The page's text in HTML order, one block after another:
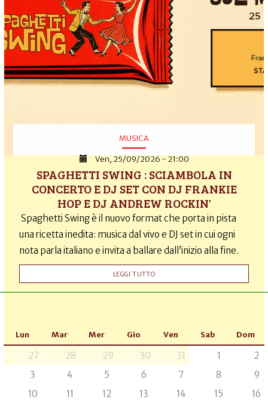
MUSICA
Ven, 25/09/2026 - 21:00
SPAGHETTI SWING : SCIAMBOLA IN
CONCERTO E DJ SET CON DJ FRANKIE
HOP E DJ ANDREW ROCKIN'
Spaghetti Swing è il nuovo format che porta in pista
una ricetta inedita: musica dal vivo e DJ set in cui ogni
nota parla italiano e invita a ballare dall’inizio alla fine.
LEGGI TUTTO
Lun Mar Mer Gio Ven Sab Dom
27 28 29 30 31 1
2
3
4 5 6 7 8
9
10
11 12 13 14 15
16